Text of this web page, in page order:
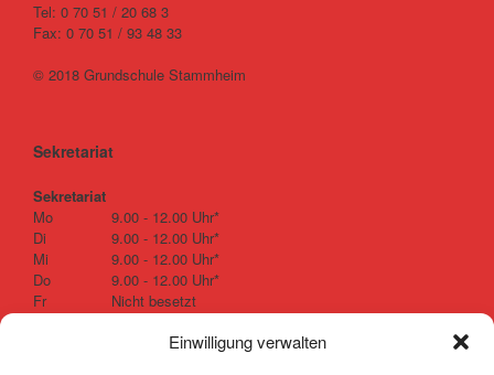
Einwilligung verwalten
Tel: 0 70 51 / 20 68 3
Fax: 0 70 51 / 93 48 33
© 2018 Grundschule Stammheim
Sekretariat
Sekretariat
Mo
9.00 - 12.00 Uhr*
Di
9.00 - 12.00 Uhr*
Mi
9.00 - 12.00 Uhr*
Do
9.00 - 12.00 Uhr*
Fr
Nicht besetzt